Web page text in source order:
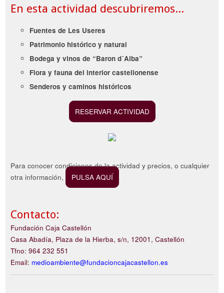
En esta actividad descubriremos...
Fuentes de Les Useres
Patrimonio histórico y natural
Bodega y vinos de “Baron d´Alba”
Flora y fauna del interior castellonense
Senderos y caminos históricos
RESERVAR ACTIVIDAD
Para conocer condiciones de la actividad y precios, o cualquier
otra información,
PULSA AQUÍ
Contacto:
Fundación Caja Castellón
Casa Abadía, Plaza de la Hierba, s/n, 12001, Castellón
Tfno: 964 232 551
Email: medioambiente@fundacioncajacastellon.es